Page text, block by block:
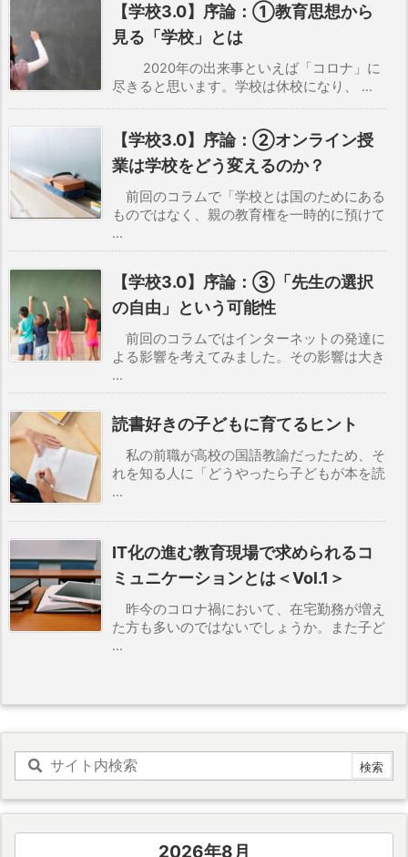
【学校3.0】序論：①教育思想から
見る「学校」とは
2020年の出来事といえば「コロナ」に
尽きると思います。学校は休校になり、 ...
【学校3.0】序論：②オンライン授
業は学校をどう変えるのか？
前回のコラムで「学校とは国のためにある
ものではなく、親の教育権を一時的に預けて
...
【学校3.0】序論：③「先生の選択
の自由」という可能性
前回のコラムではインターネットの発達に
よる影響を考えてみました。その影響は大き
...
読書好きの子どもに育てるヒント
私の前職が高校の国語教諭だったため、そ
れを知る人に「どうやったら子どもが本を読
...
IT化の進む教育現場で求められるコ
ミュニケーションとは＜Vol.1＞
昨今のコロナ禍において、在宅勤務が増え
た方も多いのではないでしょうか。また子ど
...
2026年8月